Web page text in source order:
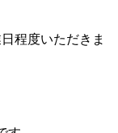
程度いただきま